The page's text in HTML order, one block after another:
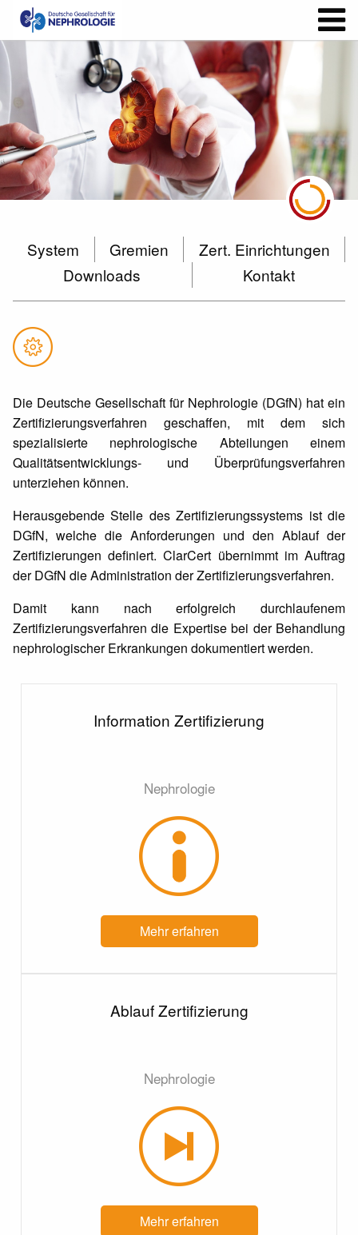
System Gremien
Zert. Einrichtungen
Downloads
Kontakt
Die Deutsche Gesellschaft für Nephrologie (DGfN) hat ein
Zertifizierungsverfahren geschaffen, mit dem sich
spezialisierte nephrologische Abteilungen einem
Qualitätsentwicklungs- und Überprüfungsverfahren
unterziehen können.
Herausgebende Stelle des Zertifizierungssystems ist die
DGfN, welche die Anforderungen und den Ablauf der
Zertifizierungen definiert. ClarCert übernimmt im Auftrag
der DGfN die Administration der Zertifizierungsverfahren.
Damit kann nach erfolgreich durchlaufenem
Zertifizierungsverfahren die Expertise bei der Behandlung
nephrologischer Erkrankungen dokumentiert werden.
Information Zertifizierung
Nephrologie
Mehr erfahren
Ablauf Zertifizierung
Nephrologie
Mehr erfahren